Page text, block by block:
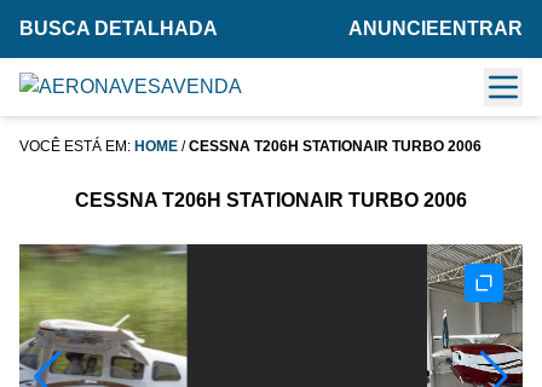
BUSCA DETALHADA ANUNCIE ENTRAR
VOCÊ ESTÁ EM: HOME /CESSNA T206H STATIONAIR TURBO 2006
CESSNA T206H STATIONAIR TURBO 2006